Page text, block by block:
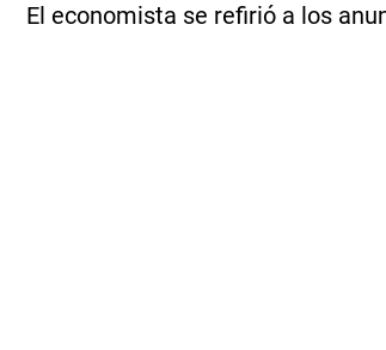
El economista se refirió a los